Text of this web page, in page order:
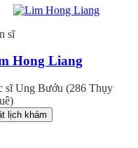
sĩ
Hong Liang
sĩ Ung Bướu (286 Thụy
lịch khám